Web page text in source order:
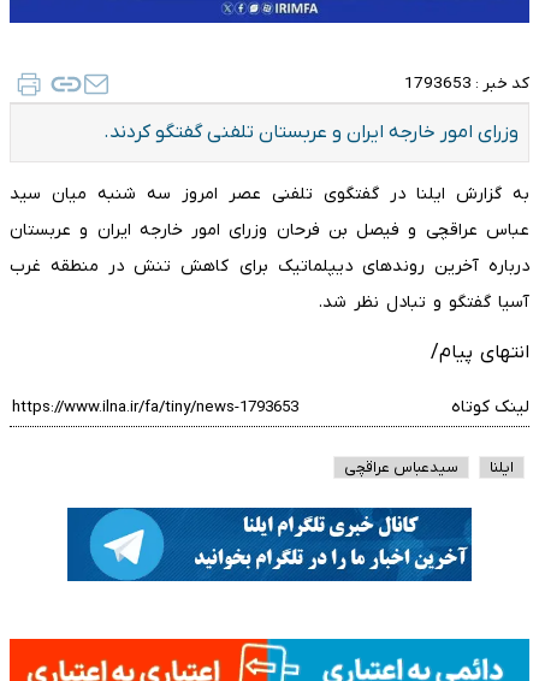
کد خبر : 1793653
وزرای امور خارجه ایران و عربستان تلفنی گفتگو کردند.
به گزارش ایلنا در گفتگوی تلفنی عصر امروز سه شنبه میان سید
عباس عراقچی و فیصل بن فرحان وزرای امور خارجه ایران و عربستان
درباره آخرین روندهای دیپلماتیک برای کاهش تنش در منطقه غرب
آسیا گفتگو و تبادل نظر شد.
انتهای پیام/
لینک کوتاه
ایلنا سیدعباس عراقچی